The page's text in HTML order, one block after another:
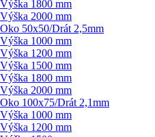
Výška 1800 mm
Výška 2000 mm
Oko 50x50/Drát 2,5mm
Výška 1000 mm
Výška 1200 mm
Výška 1500 mm
Výška 1800 mm
Výška 2000 mm
Oko 100x75/Drát 2,1mm
Výška 1000 mm
Výška 1200 mm